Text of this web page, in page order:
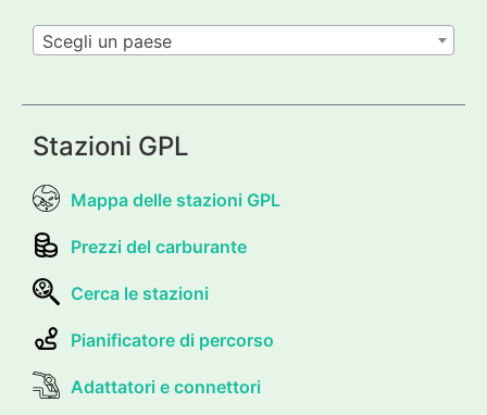
Scegli un paese
Stazioni GPL
Mappa delle stazioni GPL
Prezzi del carburante
Cerca le stazioni
Pianificatore di percorso
Adattatori e connettori